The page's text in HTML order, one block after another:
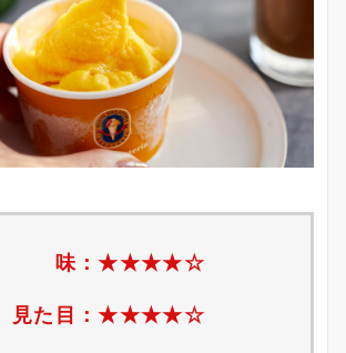
味：★★★★☆
見た目：★★★★☆